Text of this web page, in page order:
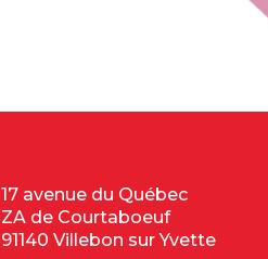
17 avenue du Québec
ZA de Courtaboeuf
91140 Villebon sur Yvette